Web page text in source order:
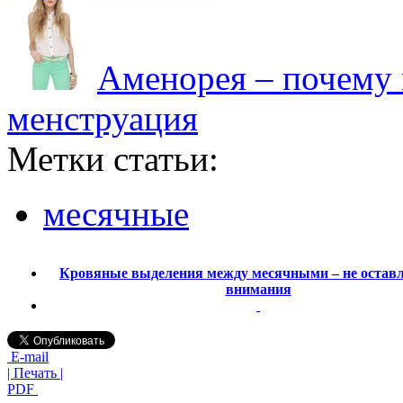
Аменорея – почему
менструация
Метки статьи:
месячные
Кровяные выделения между месячными – не
внимания
E-mail
| Печать |
PDF